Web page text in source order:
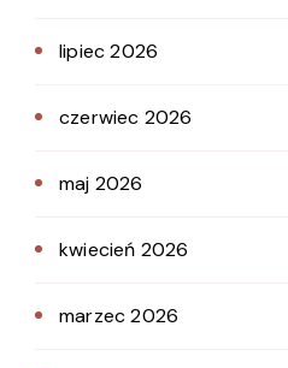
lipiec 2026
czerwiec 2026
maj 2026
kwiecień 2026
marzec 2026